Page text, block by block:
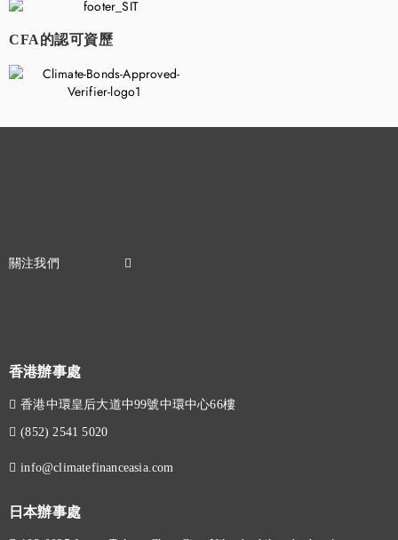
CFA的認可資歷
香港辦事處
香港中環皇后大道中99號中環中心66樓
(852) 2541 5020
info@climatefinanceasia.com
日本辦事處